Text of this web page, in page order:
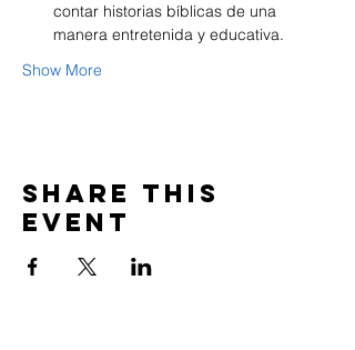
contar historias bíblicas de una
manera entretenida y educativa.
Show More
Share this
event